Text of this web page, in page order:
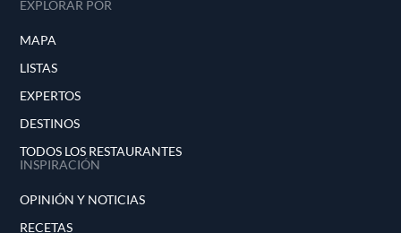
EXPLORAR POR
MAPA
LISTAS
EXPERTOS
DESTINOS
TODOS LOS RESTAURANTES
INSPIRACIÓN
OPINIÓN Y NOTICIAS
RECETAS